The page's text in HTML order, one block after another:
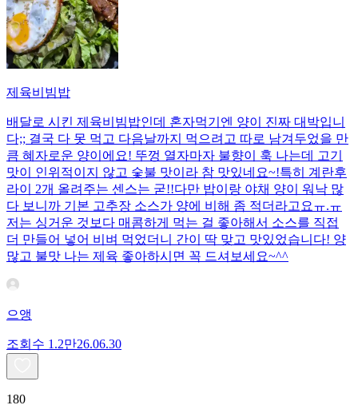
제육비빔밥
배달로 시킨 제육비빔밥인데 혼자먹기엔 양이 진짜 대박입니
다;; 결국 다 못 먹고 다음날까지 먹으려고 따로 남겨두었을 만
큼 혜자로운 양이에요! 뚜껑 열자마자 불향이 훅 나는데 고기
맛이 인위적이지 않고 숯불 맛이라 참 맛있네요~!특히 계란후
라이 2개 올려주는 센스는 굳!! ​다만 밥이랑 야채 양이 워낙 많
다 보니까 기본 고추장 소스가 양에 비해 좀 적더라고요ㅠ.ㅠ
저는 싱거운 것보다 매콤하게 먹는 걸 좋아해서 소스를 직접
더 만들어 넣어 비벼 먹었더니 간이 딱 맞고 맛있었습니다! 양
많고 불맛 나는 제육 좋아하시면 꼭 드셔보세요~^^
으앵
조회수 1.2만26.06.30
180